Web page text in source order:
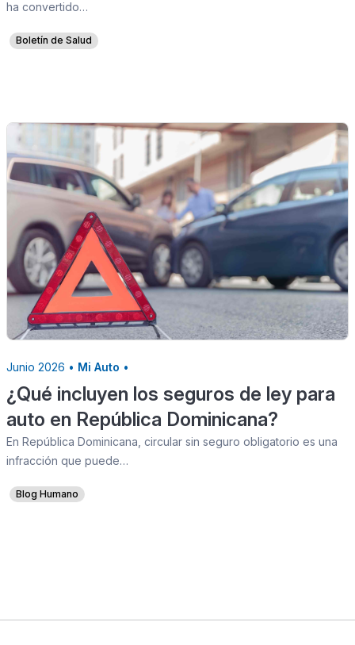
ha convertido…
Boletín de Salud
Junio 2026 • Mi Auto •
¿Qué incluyen los seguros de ley para
auto en República Dominicana?
En República Dominicana, circular sin seguro obligatorio es una
infracción que puede…
Blog Humano